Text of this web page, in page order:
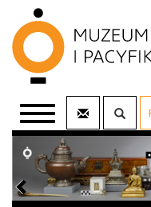
Rozwiń
menu
główne
formularz
zatrzymaj
pokaz
slajdów w
nagłówku
wznów
pokaz
Poprzedni
slajd